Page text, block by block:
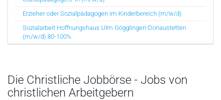
Erzieher oder Sozialpädagogen im Kinderbereich (m/w/d)
Sozialarbeit Hoffnungshaus Ulm Gögglingen-Donaustetten
(m/w/d) 80-100%
Die Christliche Jobbörse - Jobs von
christlichen Arbeitgebern